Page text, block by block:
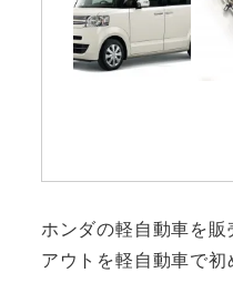
ホンダの軽自動車を
アウトを軽自動車で